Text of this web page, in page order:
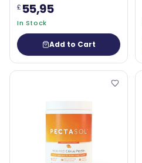
£ 55,95
In Stock
Add to Cart